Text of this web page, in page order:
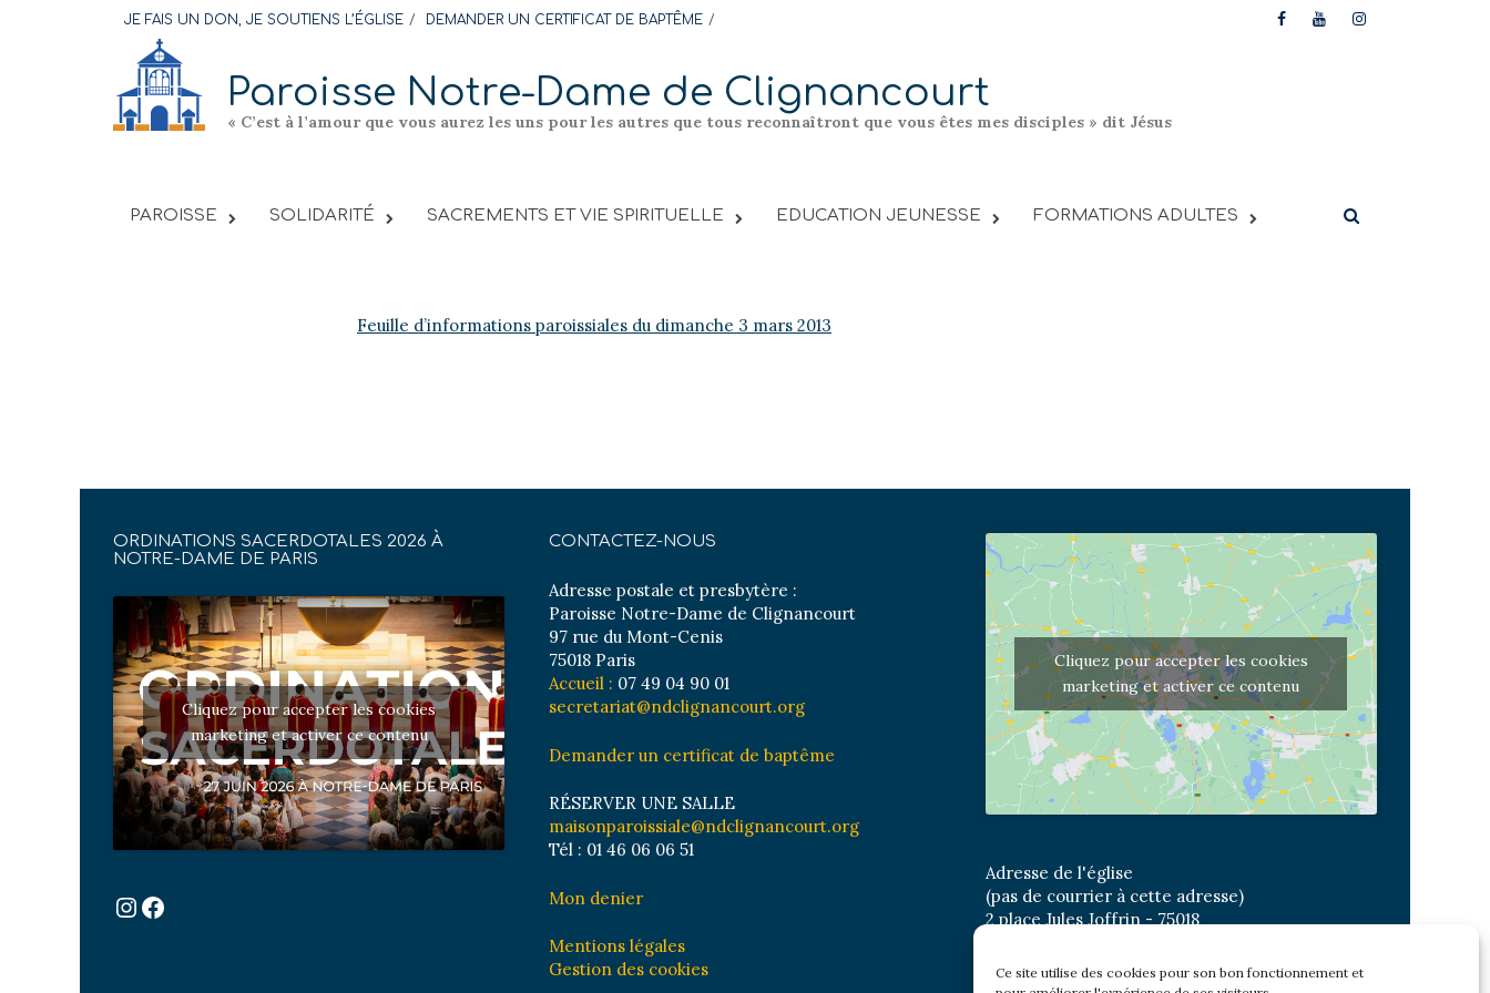
Ce site utilise des cookies pour son bon fonctionnement et
content
JE FAIS UN DON, JE SOUTIENS L’ÉGLISE DEMANDER UN CERTIFICAT DE BAPTÊME
Paroisse Notre-Dame de Clignancourt
« C’est à l’amour que vous aurez les uns pour les autres que tous reconnaîtront que vous êtes mes disciples » dit Jésus
PAROISSE SOLIDARITÉ SACREMENTS ET VIE SPIRITUELLE EDUCATION JEUNESSE FORMATIONS ADULTES
Feuille d’informations paroissiales du dimanche 3 mars 2013
ORDINATIONS SACERDOTALES 2026 À
NOTRE-DAME DE PARIS
Cliquez pour accepter les cookies
marketing et activer ce contenu
Instagram
Facebook
CONTACTEZ-NOUS
Adresse postale et presbytère :
Paroisse Notre-Dame de Clignancourt
97 rue du Mont-Cenis
75018 Paris
Accueil : 07 49 04 90 01
secretariat@ndclignancourt.org
Demander un certificat de baptême
RÉSERVER UNE SALLE
maisonparoissiale@ndclignancourt.org
Tél : 01 46 06 06 51
Mon denier
Mentions légales
Gestion des cookies
Cliquez pour accepter les cookies
marketing et activer ce contenu
Adresse de l'église
(pas de courrier à cette adresse)
2 place Jules Joffrin - 75018
Bus : Mairie du XVIII